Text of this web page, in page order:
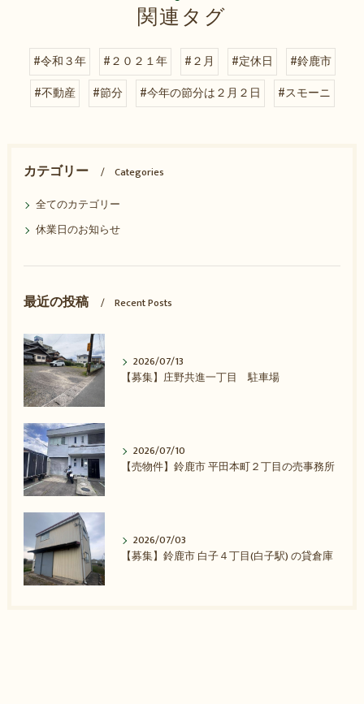
関連タグ
#令和３年 #２０２１年 #２月 #定休日
#鈴鹿市
#不動産
#節分 #今年の節分は２月２日 #スモーニ
カテゴリー
Categories
全てのカテゴリー
休業日のお知らせ
最近の投稿 Recent Posts
2026/07/13
【募集】庄野共進一丁目 駐車場
2026/07/10
【売物件】鈴鹿市 平田本町２丁目の売事務所
2026/07/03
【募集】鈴鹿市 白子４丁目(白子駅) の貸倉庫